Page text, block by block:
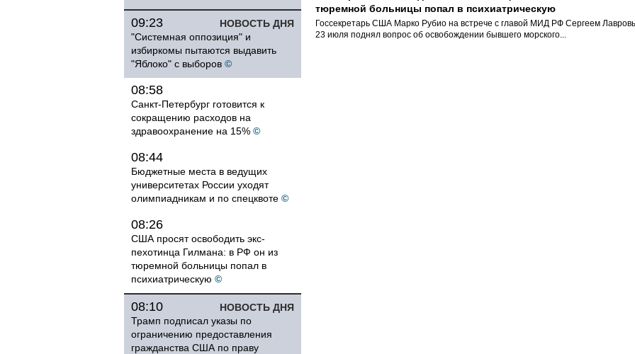
НОВОСТЬ ДНЯ
09:23
"Системная оппозиция" и
избиркомы пытаются выдавить
"Яблоко" с выборов ©
08:58
Санкт-Петербург готовится к
сокращению расходов на
здравоохранение на 15% ©
08:44
Бюджетные места в ведущих
университетах России уходят
олимпиадникам и по спецквоте ©
08:26
США просят освободить экс-
пехотинца Гилмана: в РФ он из
тюремной больницы попал в
психиатрическую ©
НОВОСТЬ ДНЯ
08:10
Трамп подписал указы по
ограничению предоставления
гражданства США по праву
тюремной больницы попал в психиатрическую
Госсекретарь США Марко Рубио на встрече с главой МИД РФ Сергеем
23 июля поднял вопрос об освобождении бывшего морского...